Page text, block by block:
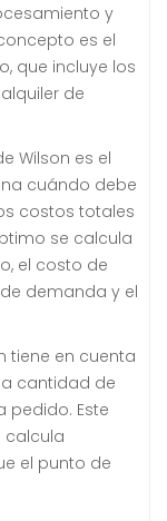
y
es el
que incluye los
de
Wilson es el
cuándo debe
costos totales
se calcula
el costo de
demanda y el
tiene en cuenta
cantidad de
pedido. Este
calcula
el punto de